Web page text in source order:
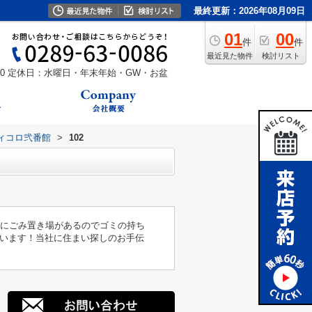
最終更新：2026年08月09日
01件
最近見た物件
00件
検討リスト
定休日：水曜日・年末年始・GW・お盆
コロ弐番館 > 102
ごみ置き場があるのでゴミの持ち
ます！当社に住まい探しのお手伝